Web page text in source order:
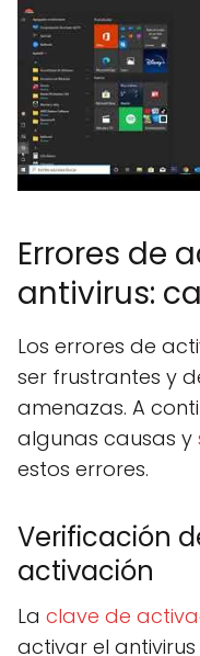
Errores de
antivirus:
Los errores de
ser frustrantes y
amenazas. A
algunas causas y
estos errores.
Verificación
activación
La clave de
activar el